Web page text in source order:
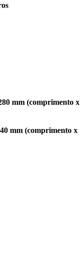
mm (comprimento x
mm (comprimento x